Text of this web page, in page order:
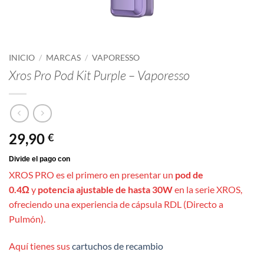
INICIO / MARCAS / VAPORESSO
Xros Pro Pod Kit Purple – Vaporesso
29,90 €
XROS PRO es el primero en presentar un pod de
0.4Ωy potencia ajustable de hasta 30Wen la serie XROS,
ofreciendo una experiencia de cápsula RDL (Directo a
Pulmón).
Aquí tienes suscartuchos de recambio